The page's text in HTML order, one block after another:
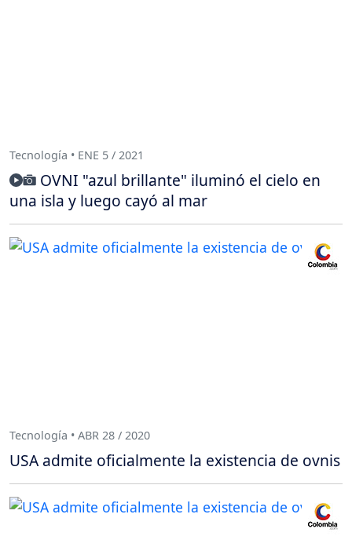
Tecnología • ENE 5 / 2021
OVNI "azul brillante" iluminó el cielo en
una isla y luego cayó al mar
Tecnología • ABR 28 / 2020
USA admite oficialmente la existencia de ovnis